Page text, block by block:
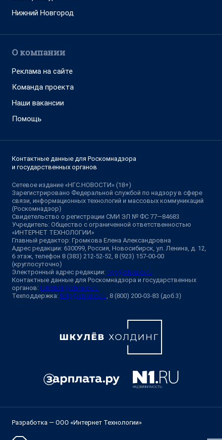
Нижний Новгород
О компании
Реклама на сайте
Команда проекта
Наши вакансии
Помощь
Контактные данные для Роскомнадзора
и государственных органов
Сетевое издание «НГС.НОВОСТИ» (18+)
Зарегистрировано Федеральной службой по надзору в сфере
связи, информационных технологий и массовых коммуникаций
(Роскомнадзор)
Свидетельство о регистрации СМИ ЭЛ № ФС 77—84683
Учредитель: Общество с ограниченной ответственностью
«ИНТЕРНЕТ ТЕХНОЛОГИИ»
Главный редактор: Громкова Елена Александровна
Адрес редакции: 630099, Россия, Новосибирск, ул. Ленина, д. 12,
6 этаж, телефон 8 (383) 212-52-52, 8 (923) 157-00-00
(круглосуточно)
Электронный адрес редакции: ngs@shkulev.ru
Контактные данные для Роскомнадзора и государственных
органов: juristnsk@shkulev.ru
Техподдержка: help@shkulev.ru , 8 (800) 200-03-83 (доб.3)
Разработка — ООО «Интернет Технологии»